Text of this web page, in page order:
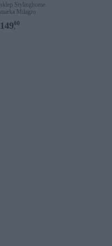
sklep Stylinghome
marka Milagro
149,
00